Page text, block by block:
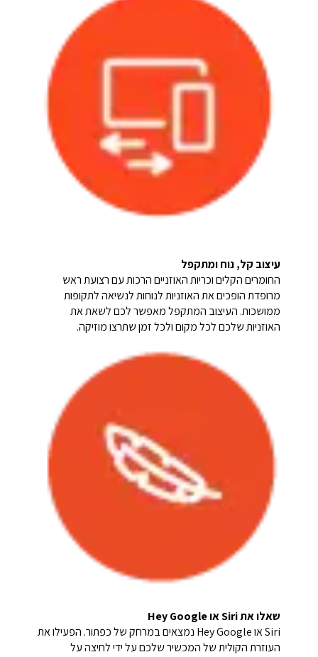
עיצוב קל, נוח ומתקפל
החומרים הקלים וכריות האוזניים הרכות עם רצועת ראש
מרופדת הופכים את האוזניות לנוחות לנשיאה לתקופות
ממושכות. העיצוב המתקפל מאפשר לכם לשאת את
האוזניות שלכם לכל מקום ולכל זמן שתרצו מוזיקה.
שאלו את Siri או Hey Google
Siri או Hey Google נמצאים במרחק של כפתור. הפעילו את
העוזרת הקולית של המכשיר שלכם על ידי לחיצה על